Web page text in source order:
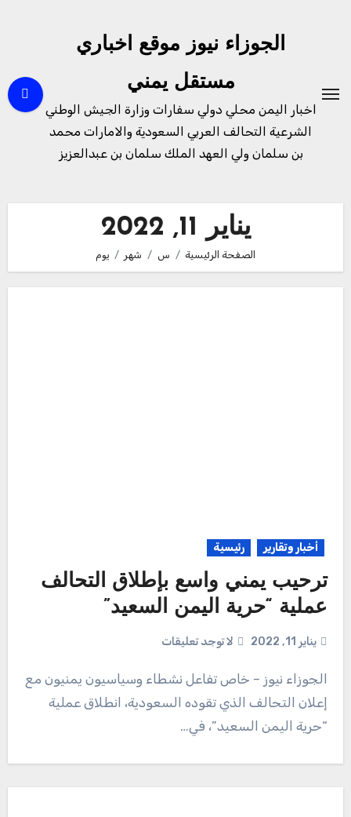
الجوزاء نيوز موقع اخباري
مستقل يمني
اخبار اليمن محلي دولي سفارات وزارة الجيش الوطني
الشرعية التحالف العربي السعودية والامارات محمد
بن سلمان ولي العهد الملك سلمان بن عبدالعزيز
يناير 11, 2022
الصفحة الرئيسية س شهر يوم
أخبار وتقارير رئيسية
ترحيب يمني واسع بإطلاق التحالف
عملية “حرية اليمن السعيد”
يناير 11, 2022 لا توجد تعليقات
إعلان التحالف الذي تقوده السعودية، انطلاق عملية
“حرية اليمن السعيد”، في…